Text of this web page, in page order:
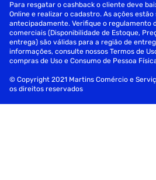
Para resgatar o cashback o cliente deve
Online e realizar o cadastro. As ações
antecipadamente. Verifique o regulamento
comerciais (Disponibilidade de Estoque,
entrega) são válidas para a região de
informações, consulte nossos Termos de
compras de Uso e Consumo de Pessoa
© Copyright 2021 Martins Comércio e
os direitos reservados